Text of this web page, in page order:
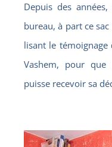
Depuis des
bureau, à part ce
lisant le témoignage
Vashem, pour
puisse recevoir sa